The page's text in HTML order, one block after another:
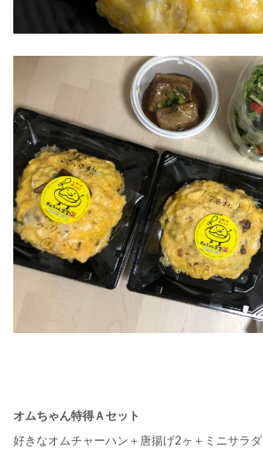
オムちゃん特得Ａセット
好きなオムチャーハン＋唐揚げ2ヶ＋ミニサラダ